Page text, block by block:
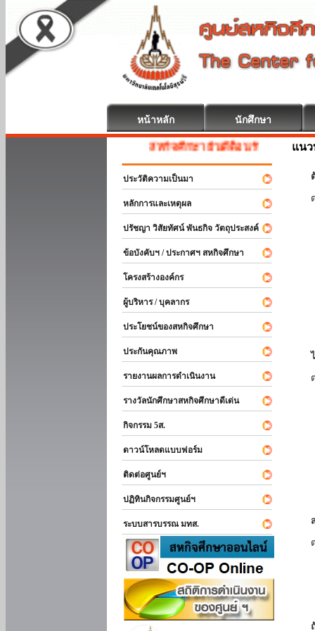
หน้าหลัก นักศึกษา
สหกิจศึกษา ยินดีต้อนรับ
ประวัติความเป็นมา
หลักการและเหตุผล
ปรัชญา วิสัยทัศน์ พันธกิจ วัตถุประสงค์
ข้อบังคับฯ / ประกาศฯ สหกิจศึกษา
โครงสร้างองค์กร
ผู้บริหาร / บุคลากร
ประโยชน์ของสหกิจศึกษา
ประกันคุณภาพ
รายงานผลการดำเนินงาน
รางวัลนักศึกษาสหกิจศึกษาดีเด่น
กิจกรรม 5ส.
ดาวน์โหลดแบบฟอร์ม
ติดต่อศูนย์ฯ
ปฏิทินกิจกรรมศูนย์ฯ
ระบบสารบรรณ มทส.
แน